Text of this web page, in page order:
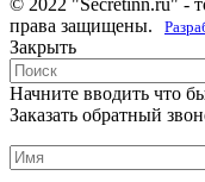
права защищены.
Закрыть
Начните вводить что
Заказать обратный